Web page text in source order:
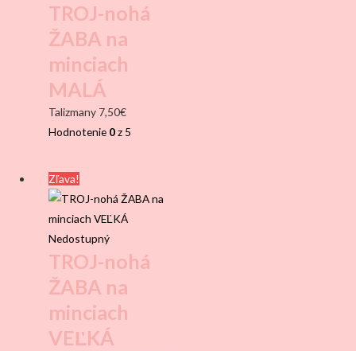
TROJ-nohá
ŽABA na
minciach
MALÁ
Talizmany 7,50€
Hodnotenie 0z 5
Zľava!
Nedostupný
TROJ-nohá
ŽABA na
minciach
VEĽKÁ